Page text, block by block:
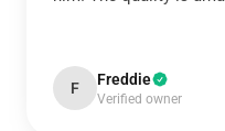
F Freddie
Verified owner